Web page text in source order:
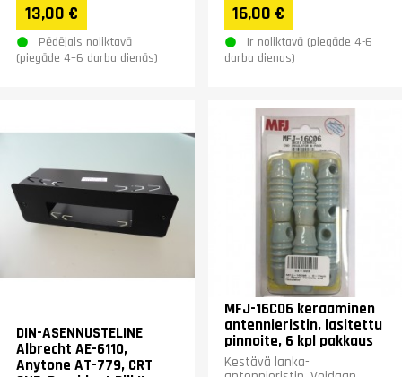
13,00 €
Pēdējais noliktavā
(piegāde 4–6 darba dienās)
16,00 €
Ir noliktavā (piegāde 4-6
darba dienas)
DIN-ASENNUSTELINE
Albrecht AE-6110,
Anytone AT-779, CRT
MFJ-16C06 keraaminen
antennieristin, lasitettu
pinnoite, 6 kpl pakkaus
Kestävä lanka-